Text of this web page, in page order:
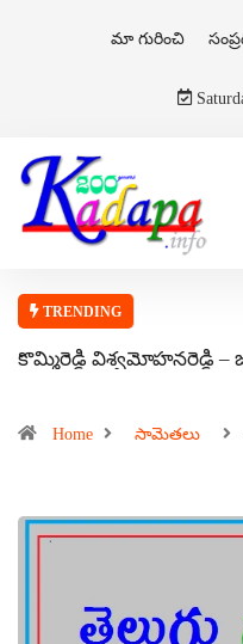
మా గురించి
TRENDING
కొమ్మిరెడ్డి విశ్వమోహనరెడ్డి
Home సామెతలు